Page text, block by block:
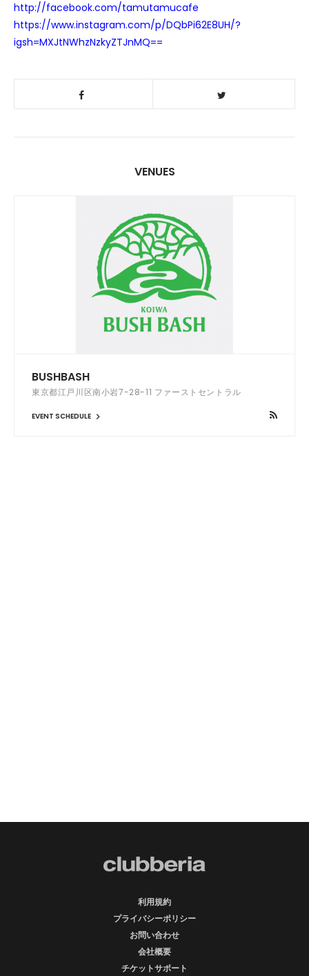
http://facebook.com/tamutamucafe
https://www.instagram.com/p/DQbPi62E8UH/?
igsh=MXJtNWhzNzkyZTJnMQ==
VENUES
BUSHBASH
東京都江戸川区南小岩7-28-11 ファーストセントラル
EVENT SCHEDULE
利用規約
プライバシーポリシー
お問い合わせ
会社概要
チケットサポート